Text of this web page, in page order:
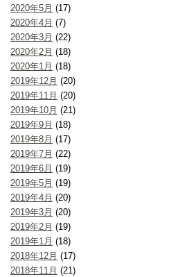
2020年5月 (17)
2020年4月 (7)
2020年3月 (22)
2020年2月 (18)
2020年1月 (18)
2019年12月 (20)
2019年11月 (20)
2019年10月 (21)
2019年9月 (18)
2019年8月 (17)
2019年7月 (22)
2019年6月 (19)
2019年5月 (19)
2019年4月 (20)
2019年3月 (20)
2019年2月 (19)
2019年1月 (18)
2018年12月 (17)
2018年11月 (21)